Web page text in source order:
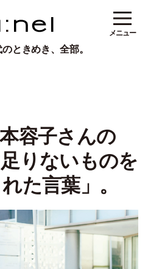
ときめき、全部。
メニュー
容子さんの
足りないものを
た言葉」。